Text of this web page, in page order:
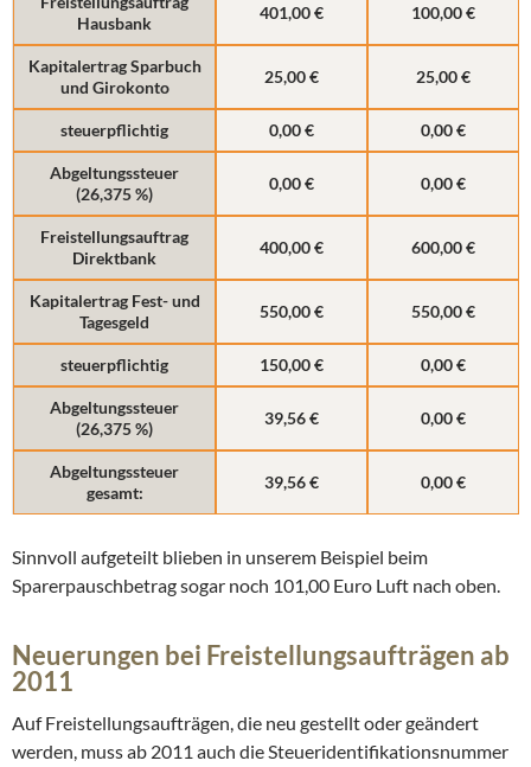
Hausbank
401,00 € 100,00 €
Kapitalertrag Sparbuch
und Girokonto
25,00 € 25,00 €
steuerpflichtig 0,00 € 0,00 €
Abgeltungssteuer
(26,375 %)
0,00 € 0,00 €
Freistellungsauftrag
Direktbank
400,00 € 600,00 €
Kapitalertrag Fest- und
Tagesgeld
550,00 € 550,00 €
steuerpflichtig 150,00 € 0,00 €
Abgeltungssteuer
(26,375 %)
39,56 € 0,00 €
Abgeltungssteuer
gesamt:
39,56 € 0,00 €
Sinnvoll aufgeteilt blieben in unserem Beispiel beim
Sparerpauschbetrag sogar noch 101,00 Euro Luft nach oben.
Neuerungen bei Freistellungsaufträgen ab
2011
Auf Freistellungsaufträgen, die neu gestellt oder geändert
werden, muss ab 2011 auch die Steueridentifikationsnummer